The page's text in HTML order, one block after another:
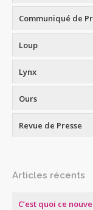
Communiqué de
Loup
Lynx
Ours
Revue de Presse
Articles récents
C’est quoi ce